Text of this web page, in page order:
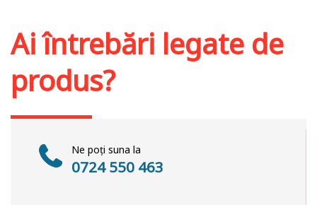
Ai întrebări legate de
produs?
Ne poți suna la
0724 550 463